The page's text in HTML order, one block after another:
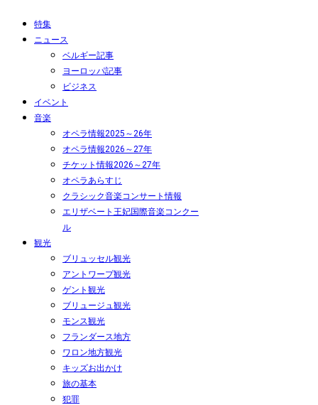
特集
ニュース
ベルギー記事
ヨーロッパ記事
ビジネス
イベント
音楽
オペラ情報2025～26年
オペラ情報2026～27年
チケット情報2026～27年
オペラあらすじ
クラシック音楽コンサート情報
エリザベート王妃国際音楽コンクー
ル
観光
ブリュッセル観光
アントワープ観光
ゲント観光
ブリュージュ観光
モンス観光
フランダース地方
ワロン地方観光
キッズお出かけ
旅の基本
犯罪